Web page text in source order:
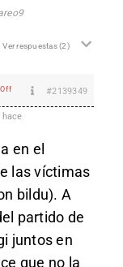
Ver respuestas(2)
#2139349
hace
en el
las víctimas
bildu). A
partido de
juntos en
que no la